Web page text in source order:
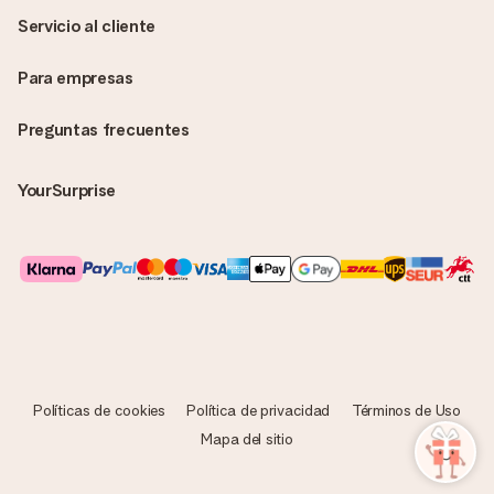
todo el amor para el momento.
Preguntas frecuentes
YourSurprise
Servicio al cliente
Para empresas
Políticas de cookies Política de privacidad
Términos de Uso
Mapa del sitio